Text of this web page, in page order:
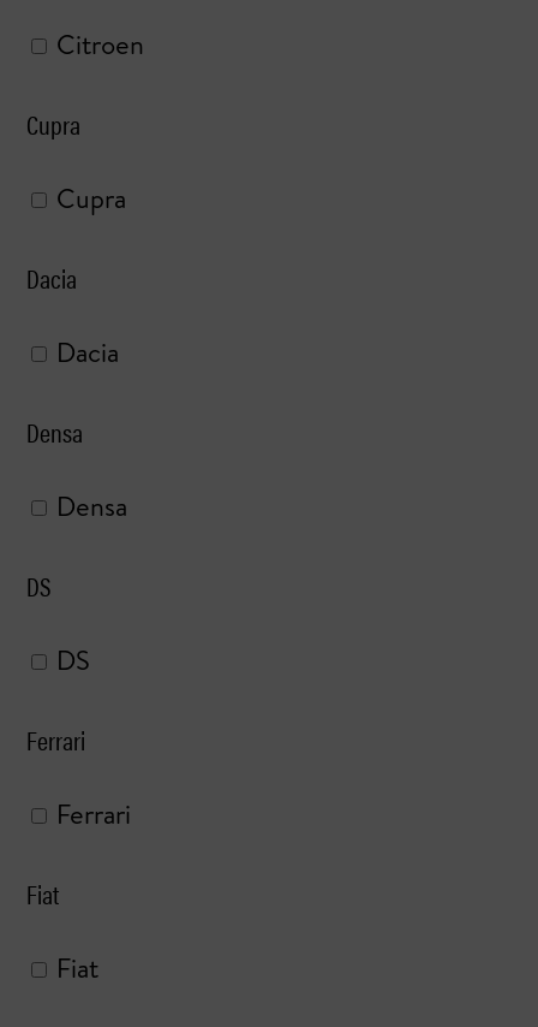
Citroen
Cupra
Cupra
Dacia
Dacia
Densa
Densa
DS
DS
Ferrari
Ferrari
Fiat
Fiat